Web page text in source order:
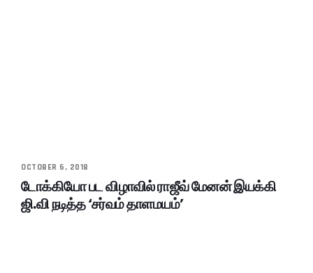
OCTOBER 6, 2018
டோக்கியோ பட விழாவில் ராஜீவ் மேனன் இயக்கி
ஜி.வி நடித்த ‘சர்வம் தாளமயம்’